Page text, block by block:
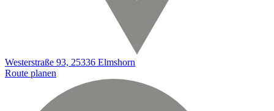
Westerstraße 93, 25336 Elmshorn
Route planen